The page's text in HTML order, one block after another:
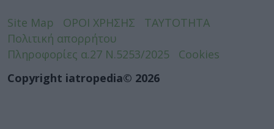
Site Map ΟΡΟΙ ΧΡΗΣΗΣ
ΤΑΥΤΟΤΗΤΑ
Πολιτική απορρήτου
Πληροφορίες α.27 Ν.5253/2025
Cookies
Copyright iatropedia© 2026